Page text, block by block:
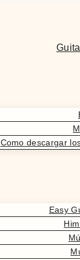
Como descargar
Easy